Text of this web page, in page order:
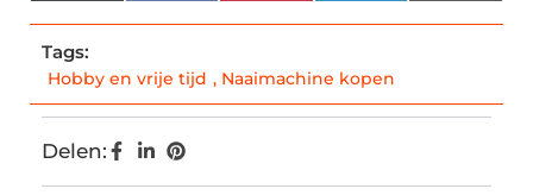
(Twitter)
Tags:
Hobby en vrije tijd , Naaimachine kopen
Delen: